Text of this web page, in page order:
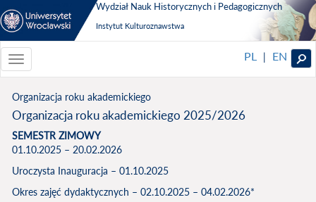
Wydział Nauk Historycznych i Pedagogicznych
Instytut Kulturoznawstwa
Toggle
navigationToggle
PL | EN
Organizacja roku akademickiego
Organizacja roku akademickiego 2025/2026
SEMESTR ZIMOWY
01.10.2025 – 20.02.2026
Uroczysta Inauguracja – 01.10.2025
Okres zajęć dydaktycznych – 02.10.2025 – 04.02.2026*